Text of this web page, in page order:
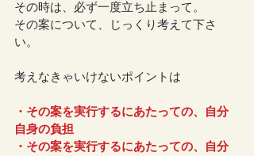
その時は、必ず一度立ち止まって。
その案について、じっくり考えて下さ
い。
考えなきゃいけないポイントは
・その案を実行するにあたっての、自分
自身の負担
・その案を実行するにあたっての、自分